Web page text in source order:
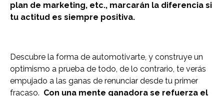
plan de marketing, etc., marcarán la diferencia si
tu actitud es siempre positiva.
Descubre la forma de automotivarte, y construye un
optimismo a prueba de todo, de lo contrario, te verás
empujado a las ganas de renunciar desde tu primer
fracaso. Con una mente ganadora se refuerza el